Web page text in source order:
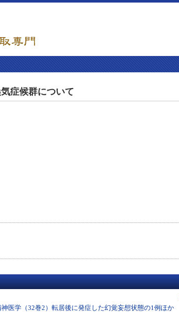
症候群について
神医学（32巻2）転居後に発症した幻覚妄想状態の1例ほか